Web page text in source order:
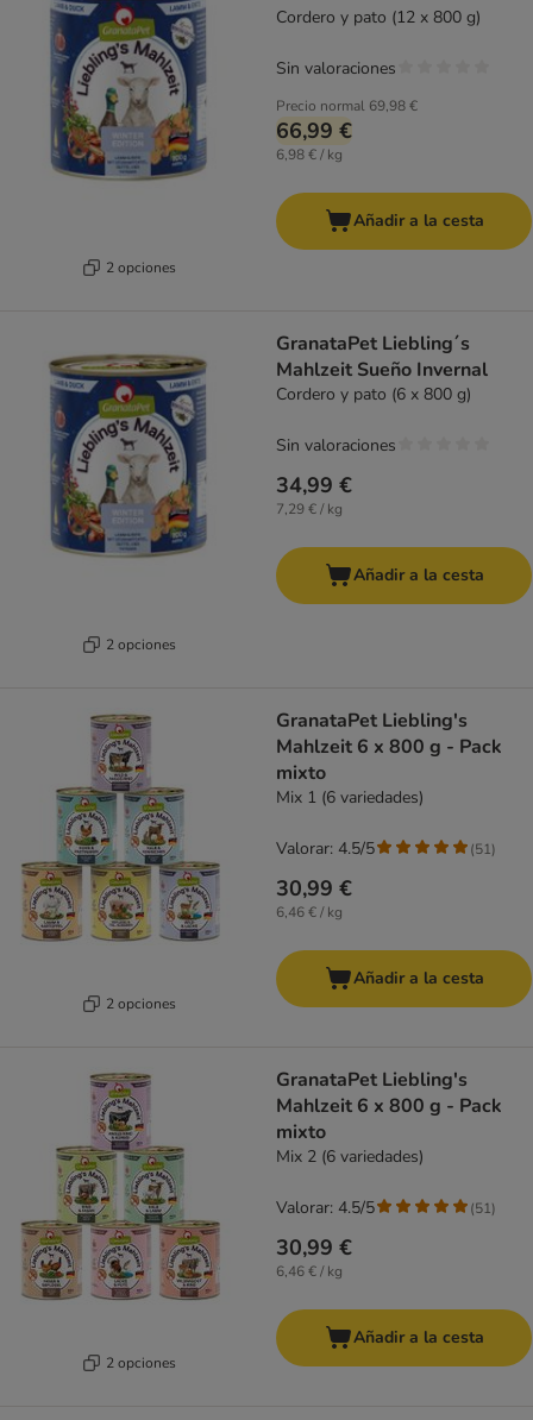
2 opciones
Cordero y pato (12 x 800 g)
Precio normal 69,98 €
66,99 €
6,98 € / kg
Sin valoraciones
Añadir a la cesta
2 opciones
GranataPet Liebling´s
Mahlzeit Sueño Invernal
Cordero y pato (6 x 800 g)
34,99 €
7,29 € / kg
Sin valoraciones
Añadir a la cesta
2 opciones
GranataPet Liebling's
Mahlzeit 6 x 800 g - Pack
mixto
Mix 1 (6 variedades)
30,99 €
6,46 € / kg
Valorar: 4.5/5 (51)
Añadir a la cesta
2 opciones
GranataPet Liebling's
Mahlzeit 6 x 800 g - Pack
mixto
Mix 2 (6 variedades)
30,99 €
6,46 € / kg
Valorar: 4.5/5 (51)
Añadir a la cesta